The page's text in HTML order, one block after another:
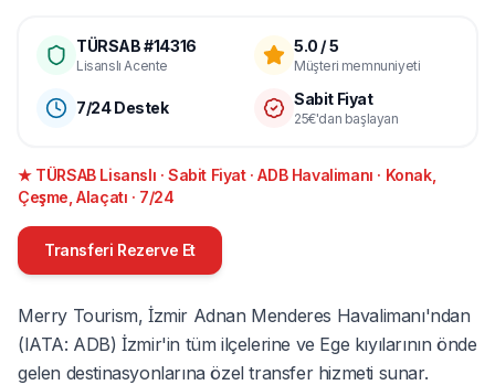
TÜRSAB #14316
Lisanslı Acente
5.0 / 5
Müşteri memnuniyeti
7/24 Destek Sabit Fiyat
25€'dan başlayan
★ TÜRSAB Lisanslı · Sabit Fiyat · ADB Havalimanı · Konak,
Çeşme, Alaçatı · 7/24
Transferi Rezerve Et
Merry Tourism, İzmir Adnan Menderes Havalimanı'ndan
(IATA: ADB) İzmir'in tüm ilçelerine ve Ege kıyılarının önde
gelen destinasyonlarına özel transfer hizmeti sunar.